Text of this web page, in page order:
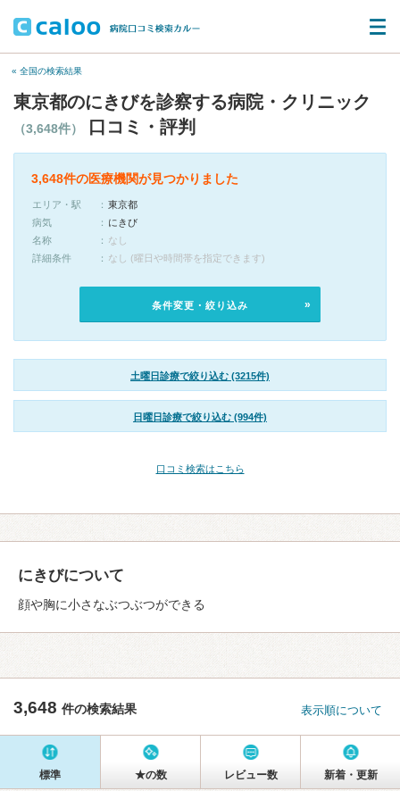
« 全国の検索結果
東京都のにきびを診察する病院・クリニック
（3,648件） 口コミ・評判
3,648件の医療機関が見つかりました
エリア・駅
東京都
病気
にきび
名称
なし
詳細条件
なし (曜日や時間帯を指定できます)
条件変更・絞り込み
土曜日診療で絞り込む (3215件)
日曜日診療で絞り込む (994件)
口コミ検索はこちら
にきびについて
顔や胸に小さなぶつぶつができる
3,648 件の検索結果 表示順について
標準 ★の数 レビュー数 新着・更新